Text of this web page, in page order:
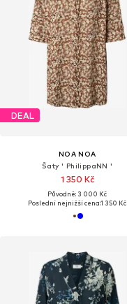
DEAL
NOA NOA
Šaty ' PhilippaNN '
1 350 Kč
Původně: 3 000 Kč
Poslední nejnižší cena:1 350 Kč